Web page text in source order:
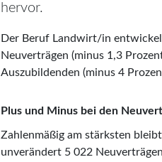
hervor.
Der Beruf Landwirt/in
Neuverträgen (minus 1,3
Auszubildenden (minus 4
Plus und Minus bei den
Zahlenmäßig am stärksten
unverändert 5 022